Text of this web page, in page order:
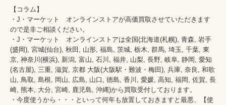
【コラム】
・J・マーケット　オンラインストアが高価買取させていただきます
ので是非ご相談ください。
・J・マーケット　オンラインストアは全国(北海道(札幌), 青森, 岩手
(盛岡), 宮城(仙台), 秋田, 山形, 福島, 茨城, 栃木, 群馬, 埼玉, 千葉, 東
京, 神奈川(横浜), 新潟, 富山, 石川, 福井, 山梨, 長野, 岐阜, 静岡, 愛知
(名古屋), 三重, 滋賀, 京都 大阪(大阪駅・難波・梅田), 兵庫, 奈良, 和歌
山, 鳥取, 島根, 岡山, 広島, 山口, 徳島, 香川, 愛媛, 高知, 福岡, 佐賀, 長
崎, 熊本, 大分, 宮崎, 鹿児島, 沖縄)から買取受付しております。
・今度使うから・・・といって何年も放置しておきますと最悪、【使